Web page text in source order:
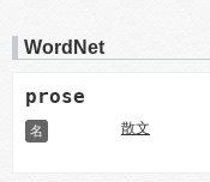
WordNet
prose
名 散文